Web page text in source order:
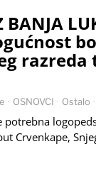
BANJA
· OSNOVCI · Ostalo ·
potrebna
Crvenkape,